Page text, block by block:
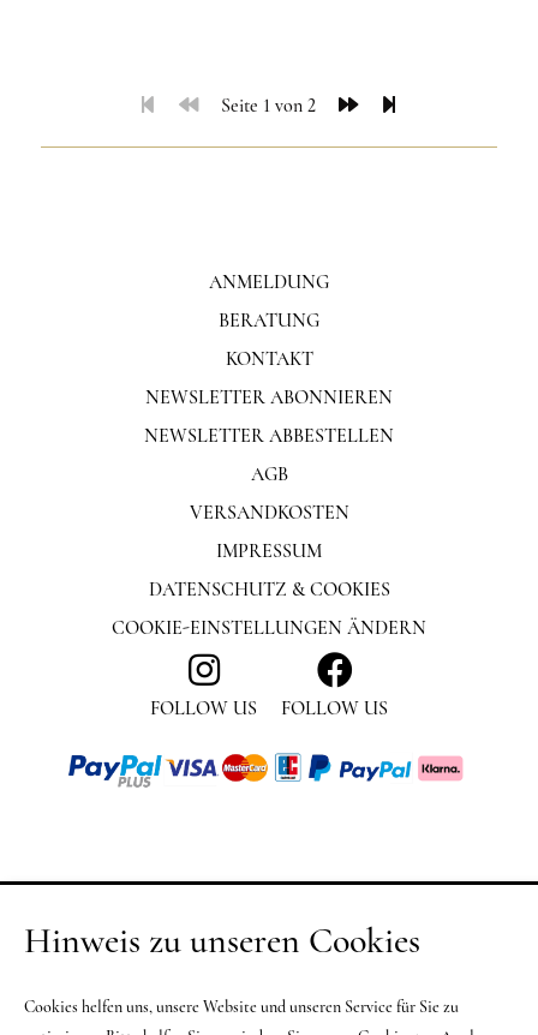
Seite 1 von 2
ANMELDUNG
BERATUNG
KONTAKT
NEWSLETTER ABONNIEREN
NEWSLETTER ABBESTELLEN
FOLLOW US FOLLOW US
AGB
VERSANDKOSTEN
IMPRESSUM
DATENSCHUTZ & COOKIES
COOKIE-EINSTELLUNGEN ÄNDERN
Hinweis zu unseren Cookies
Cookies helfen uns, unsere Website und unseren Service für Sie zu